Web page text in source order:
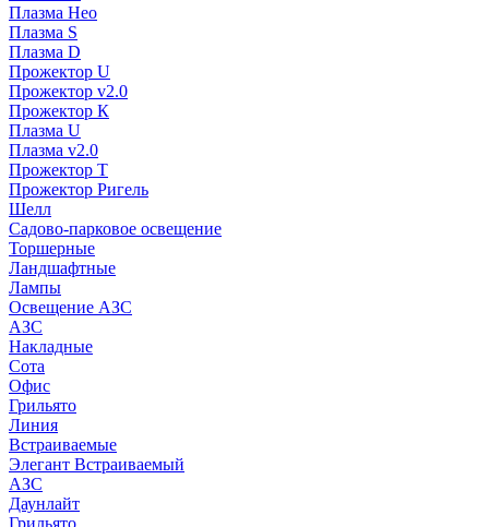
Плазма Нео
Плазма S
Плазма D
Прожектор U
Прожектор v2.0
Прожектор К
Плазма U
Плазма v2.0
Прожектор Т
Прожектор Ригель
Шелл
Садово-парковое освещение
Торшерные
Ландшафтные
Лампы
Освещение АЗС
АЗС
Накладные
Сота
Офис
Грильято
Линия
Встраиваемые
Элегант Встраиваемый
АЗС
Даунлайт
Грильято